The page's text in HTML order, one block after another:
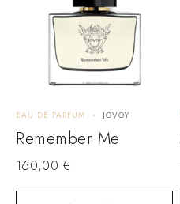
EAU DE PARFUM JOVOY
Remember Me
160,00 €